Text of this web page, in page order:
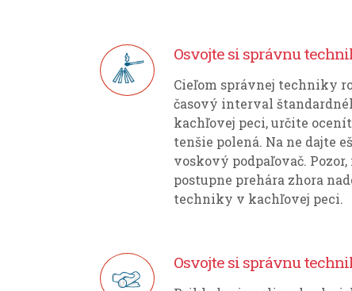
Osvojte si správnu
Cieľom správnej techniky
časový interval
kachľovej peci, určite
tenšie polená. Na ne dajte
voskový podpaľovač.
postupne prehára zhora
techniky v kachľovej peci.
Osvojte si správnu